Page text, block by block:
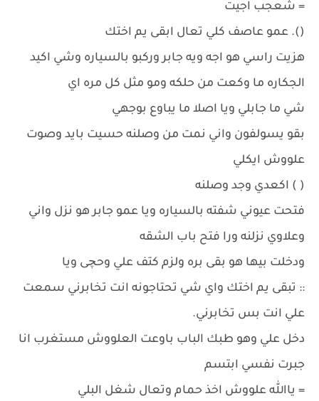
= شعجب اجيت
(). عمو عاصف كلي تعال ابقى يم اختك
هزيت راسي هو اجه ويه جابر وركبو بالسياره وشي اكيد
الجكاره ما وكعت من حلكه ومو مثل كل مره اي
شي ما جابلي ويا اصلا ما يباوع بوجهي
بقو يسولفون واني نمت من وصلنه حسيت بايد وصوت
علووش ايكلي
( ) اكعدي وجد وصلنه
فتحت عيوني شفته بالسياره ويا عمو جابر هو نزل واني
وعلاوي نزلنه ورا فتح باب الشقه
ودخلت بيها هو بقى بره ولزم كتف علي وحچى ويا
:: تبقى يم اختك واي شي تحتاجونه انت تخابرني سمعت
علي انت بس تخابرني.
دخل علي وهو طبك الباب باوعت العلووش مستغرب انا
جبرت نفسي ابتسم
= ياالله علووش اخذ حمام وتعال شغل البلي